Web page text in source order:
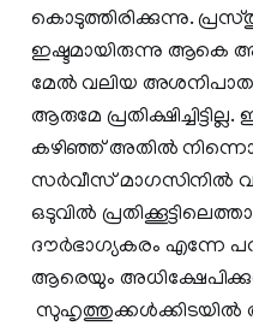
കൊടുത്തിരിക്കുന്നു.
ഇഷ്ടമായിരുന്നു ആകെ
മേല്‍ വലിയ
ആരുമേ
കഴിഞ്ഞ് അതില്‍
സര്‍വീസ് മാഗസിനില്‍
ഒടുവില്‍
ദൗര്‍ഭാഗ്യകരം എന്നേ
ആരെയും
സുഹൃത്തുക്കള്‍ക്കിടയില്‍